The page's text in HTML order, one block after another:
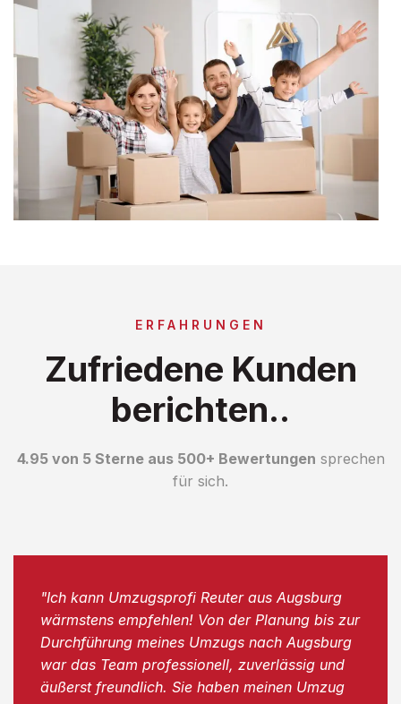
ERFAHRUNGEN
Zufriedene Kunden
berichten..
4.95 von 5 Sterne aus 500+ Bewertungen sprechen
für sich.
"Ich kann Umzugsprofi Reuter aus Augsburg
wärmstens empfehlen! Von der Planung bis zur
Durchführung meines Umzugs nach Augsburg
war das Team professionell, zuverlässig und
äußerst freundlich. Sie haben meinen Umzug